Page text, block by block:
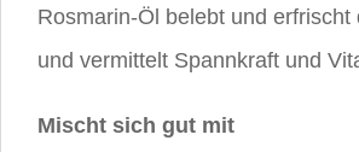
Rosmarin-Öl belebt und erfrischt
und vermittelt Spannkraft und
Mischt sich gut mit